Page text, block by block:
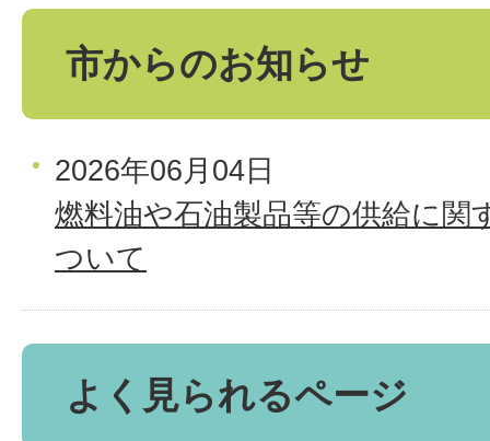
市からのお知らせ
2026年06月04日
燃料油や石油製品等の供給に関
ついて
よく見られるページ